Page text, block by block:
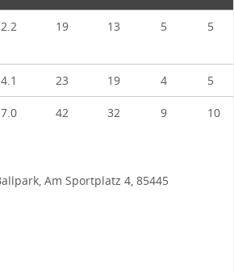
2.2 19 13 5 5
4.1 23 19 4 5
7.0 42 32 9 10
Am Sportplatz 4, 85445